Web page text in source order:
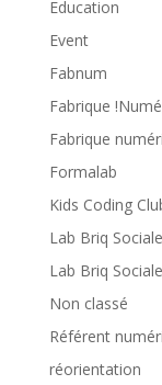
Education
Event
Fabnum
Fabrique
Fabrique
Formalab
Kids Coding
Lab Briq Sociale
Lab Briq Sociale
Non classé
Référent
réorientation